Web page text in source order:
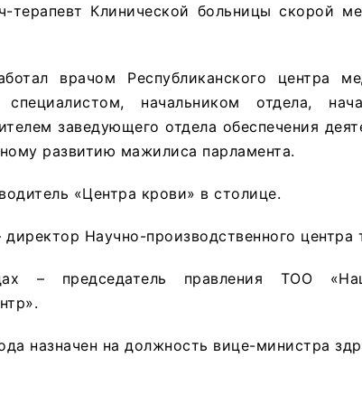
терапевт Клинической больницы скорой
врачом Республиканского центра
начальником отдела,
заведующего отдела обеспечения
развитию мажилиса парламента.
«Центра крови» в столице.
директор Научно-производственного центра
– председатель правления ТОО
назначен на должность вице-министра